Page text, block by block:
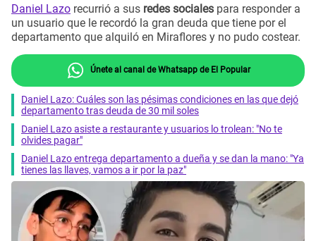
Daniel Lazo recurrió a sus redes sociales para responder a
un usuario que le recordó la gran deuda que tiene por el
departamento que alquiló en Miraflores y no pudo costear.
Únete al canal de Whatsapp de El Popular
Daniel Lazo: Cuáles son las pésimas condiciones en las que dejó
departamento tras deuda de 30 mil soles
Daniel Lazo asiste a restaurante y usuarios lo trolean: "No te
olvides pagar"
Daniel Lazo entrega departamento a dueña y se dan la mano: "Ya
tienes las llaves, vamos a ir por la paz"